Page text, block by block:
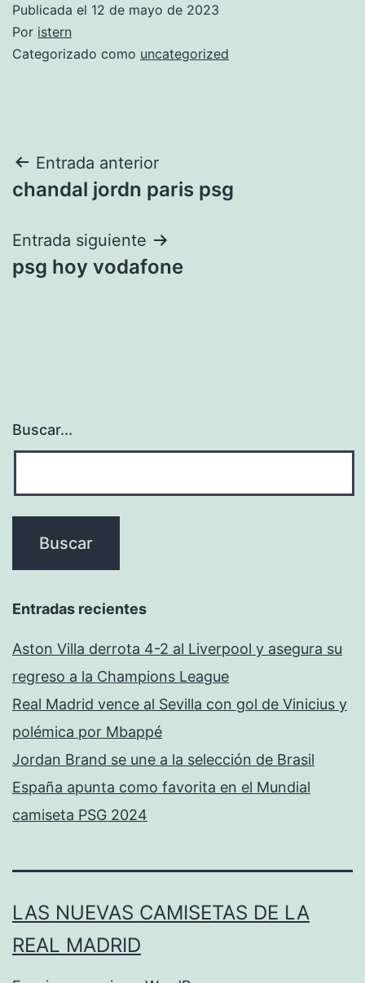
Publicada el 12 de mayo de 2023
Por istern
Categorizado como uncategorized
Navegación
de
entradas
Entrada anterior
chandal jordn paris psg
Entrada siguiente
psg hoy vodafone
Buscar...
Entradas recientes
Aston Villa derrota 4-2 al Liverpool y asegura su
regreso a la Champions League
Real Madrid vence al Sevilla con gol de Vinicius y
polémica por Mbappé
Jordan Brand se une a la selección de Brasil
España apunta como favorita en el Mundial
camiseta PSG 2024
LAS NUEVAS CAMISETAS DE LA
REAL MADRID